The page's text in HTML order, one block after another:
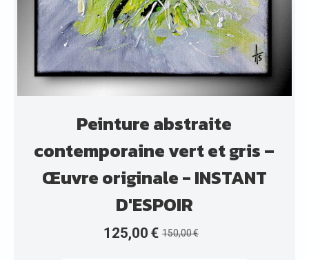
Peinture abstraite
contemporaine vert et gris –
Œuvre originale - INSTANT
D'ESPOIR
125,00 € 150,00€